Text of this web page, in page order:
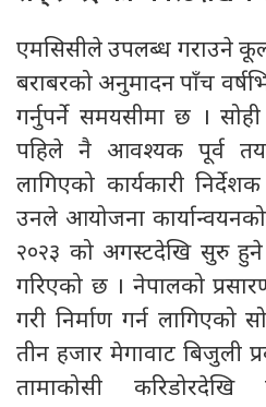
एमसिसीले उपलब्ध गराउने
बराबरको अनुमादन पाँच
गर्नुपर्ने समयसीमा छ ।
पहिले नै आवश्यक पूर्व
लागिएको कार्यकारी
उनले आयोजना
२०२३ को अगस्टदेखि सुरु हुने
गरिएको छ । नेपालको
गरी निर्माण गर्न लागिएको
तीन हजार मेगावाट बिजुली
तामाकोसी करिडोरदेखि